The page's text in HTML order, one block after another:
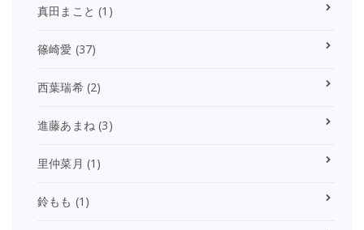
真田まこと (1)
篠崎愛 (37)
西葉瑞希(2)
進藤あまね (3)
里仲菜月 (1)
鈴もも (1)